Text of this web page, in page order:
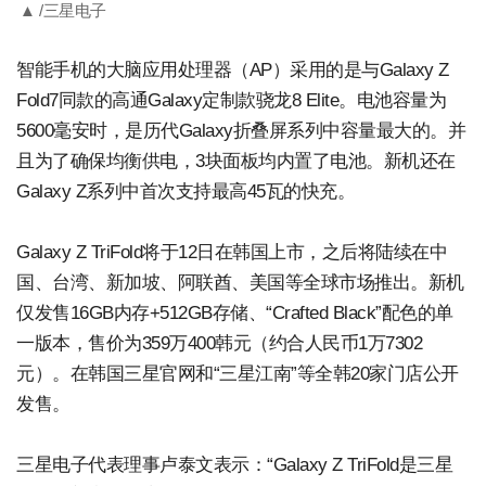
▲ /三星电子
智能手机的大脑应用处理器（AP）采用的是与Galaxy Z
Fold7同款的高通Galaxy定制款骁龙8 Elite。电池容量为
5600毫安时，是历代Galaxy折叠屏系列中容量最大的。并
且为了确保均衡供电，3块面板均内置了电池。新机还在
Galaxy Z系列中首次支持最高45瓦的快充。
Galaxy Z TriFold将于12日在韩国上市，之后将陆续在中
国、台湾、新加坡、阿联酋、美国等全球市场推出。新机
仅发售16GB内存+512GB存储、“Crafted Black”配色的单
一版本，售价为359万400韩元（约合人民币1万7302
元）。在韩国三星官网和“三星江南”等全韩20家门店公开
发售。
三星电子代表理事卢泰文表示：“Galaxy Z TriFold是三星